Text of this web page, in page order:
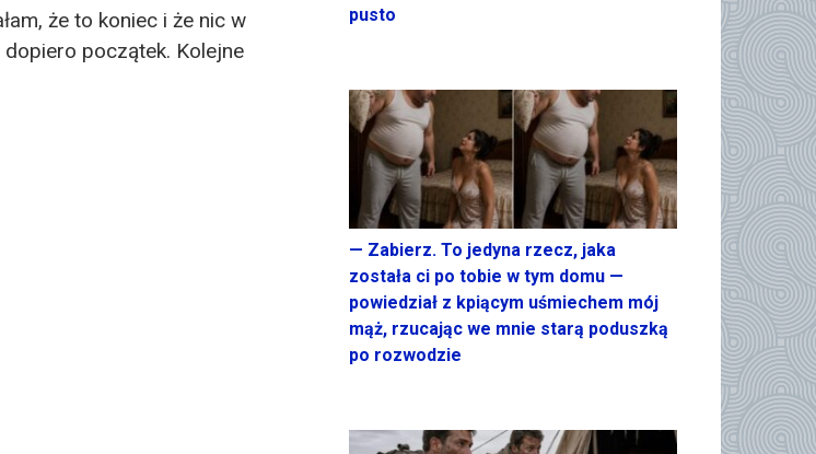
że to koniec i że nic w
dopiero początek. Kolejne
pusto
— Zabierz. To jedyna rzecz, jaka
została ci po tobie w tym domu —
powiedział z kpiącym uśmiechem mój
mąż, rzucając we mnie starą poduszką
po rozwodzie